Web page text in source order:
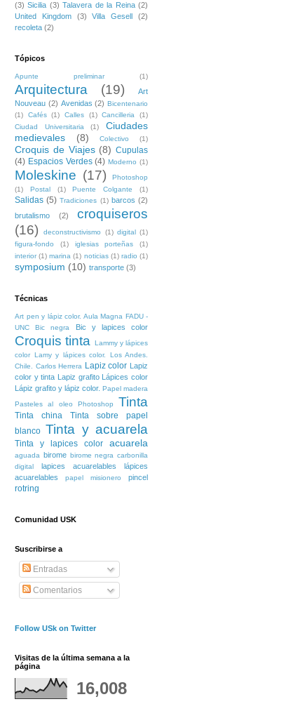
(3) Sicilia (3) Talavera de la Reina (2)
United Kingdom
(3) Villa Gesell
(2)
recoleta (2)
Tópicos
Apunte preliminar (1)
Arquitectura (19)
Art
Nouveau (2) Avenidas (2) Bicentenario
(1)
Cafés (1) Calles (1) Cancilleria
(1)
Ciudad Universitaria
(1)
Ciudades
medievales
(8) Colectivo (1)
Croquis de Viajes (8) Cupulas
(4) Espacios Verdes (4) Moderno (1)
Moleskine (17)
Photoshop
(1)
Postal (1) Puente Colgante (1)
Salidas (5) Tradiciones (1) barcos (2)
brutalismo
(2)
croquiseros
(16)
deconstructivismo (1) digital
(1)
figura-fondo
(1) iglesias porteñas
(1)
interior (1) marina (1) noticias (1) radio (1)
symposium (10) transporte (3)
Técnicas
Art pen y lápiz color. Aula Magna FADU -
UNC
Bic negra Bic y lapices color
Croquis tinta
Lammy y lápices
color
Lamy y lápices color. Los Andes.
Chile. Carlos Herrera Lapiz color
Lapiz
color y tinta
Lapiz grafito
Lápices color
Lápiz grafito y lápiz color. Papel madera
Pasteles al oleo
Photoshop Tinta
Tinta china
Tinta sobre papel
blanco Tinta y acuarela
Tinta y lapices color acuarela
aguada birome birome negra carbonilla
digital
lapices acuarelables
lápices
acuarelables
papel misionero pincel
rotring
Comunidad USK
Suscribirse a
Entradas
Comentarios
Follow USk on Twitter
Visitas de la última semana a la
página
16,008